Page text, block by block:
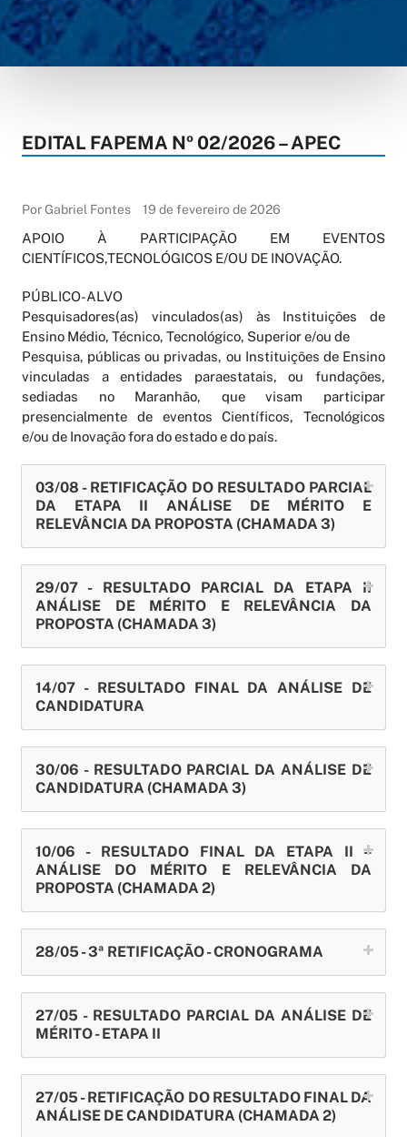
EDITAL FAPEMA Nº 02/2026 – APEC
Por Gabriel Fontes 19 de fevereiro de 2026
APOIO À PARTICIPAÇÃO EM EVENTOS
CIENTÍFICOS,TECNOLÓGICOS E/OU DE INOVAÇÃO.
PÚBLICO-ALVO
Pesquisadores(as) vinculados(as) às Instituições de
Ensino Médio, Técnico, Tecnológico, Superior e/ou de
Pesquisa, públicas ou privadas, ou Instituições de Ensino
vinculadas a entidades paraestatais, ou fundações,
sediadas no Maranhão, que visam participar
presencialmente de eventos Científicos, Tecnológicos
e/ou de Inovação fora do estado e do país.
03/08 - RETIFICAÇÃO DO RESULTADO PARCIAL
DA ETAPA II ANÁLISE DE MÉRITO E
RELEVÂNCIA DA PROPOSTA (CHAMADA 3)
29/07 - RESULTADO PARCIAL DA ETAPA II
ANÁLISE DE MÉRITO E RELEVÂNCIA DA
PROPOSTA (CHAMADA 3)
14/07 - RESULTADO FINAL DA ANÁLISE DE
CANDIDATURA
30/06 - RESULTADO PARCIAL DA ANÁLISE DE
CANDIDATURA (CHAMADA 3)
10/06 - RESULTADO FINAL DA ETAPA II –
ANÁLISE DO MÉRITO E RELEVÂNCIA DA
PROPOSTA (CHAMADA 2)
28/05 - 3ª RETIFICAÇÃO - CRONOGRAMA
27/05 - RESULTADO PARCIAL DA ANÁLISE DE
MÉRITO - ETAPA II
27/05 - RETIFICAÇÃO DO RESULTADO FINAL DA
ANÁLISE DE CANDIDATURA (CHAMADA 2)